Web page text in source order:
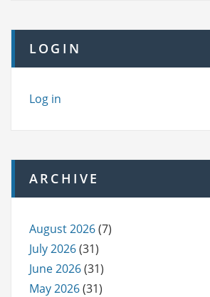
LOGIN
Log in
ARCHIVE
August 2026(7)
July 2026(31)
June 2026(31)
May 2026(31)